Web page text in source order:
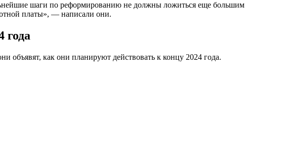
шаги по реформированию не должны ложиться еще большим
платы», — написали они.
года
объявят, как они планируют действовать к концу 2024 года.